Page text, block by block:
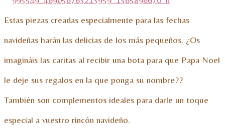
Estas piezas creadas especialmente para las fechas
navideñas harán las delicias de los más pequeños. ¿Os
imagináis las caritas al recibir una bota para que Papa Noel
le deje sus regalos en la que ponga su nombre??
También son complementos ideales para darle un toque
especial a vuestro rincón navideño.